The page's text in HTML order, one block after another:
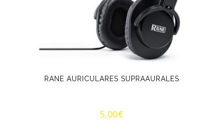
RANE AURICULARES SUPRAAURALES
5,00€